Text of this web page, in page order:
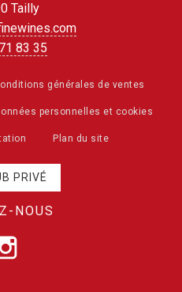
Tailly
83 35
générales de ventes
personnelles et cookies
Plan du site
PRIVÉ
NOUS